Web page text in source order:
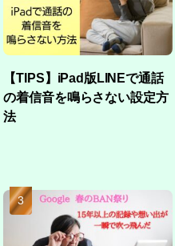
【TIPS】iPad版LINEで通話
の着信音を鳴らさない設定方
法